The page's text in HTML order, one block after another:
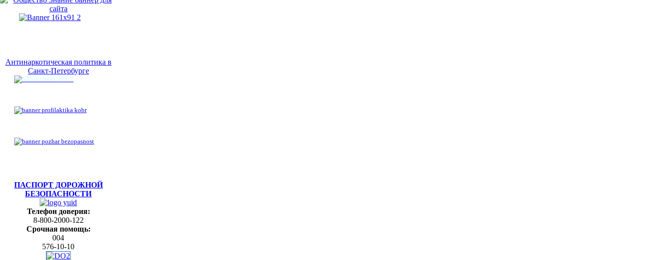
Антинаркотическая политика в
Санкт-Петербурге
ПАСПОРТ ДОРОЖНОЙ
БЕЗОПАСНОСТИ
Телефон доверия:
8-800-2000-122
Срочная помощь:
004
576-10-10